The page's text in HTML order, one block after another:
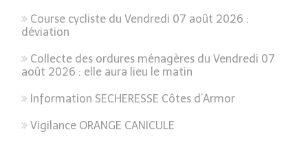
Course cycliste du Vendredi 07 août 2026 :
déviation
Collecte des ordures ménagères du Vendredi 07
août 2026 : elle aura lieu le matin
Information SECHERESSE Côtes d’Armor
Vigilance ORANGE CANICULE